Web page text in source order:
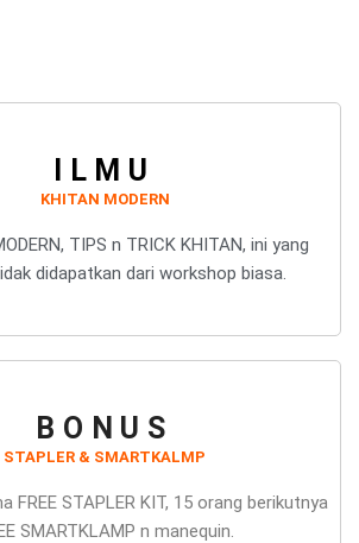
ILMU
KHITAN MODERN
TIPS n TRICK KHITAN, ini yang
didapatkan dari workshop biasa.
BONUS
STAPLER & SMARTKALMP
FREE STAPLER KIT, 15 orang berikutnya
SMARTKLAMP n manequin.